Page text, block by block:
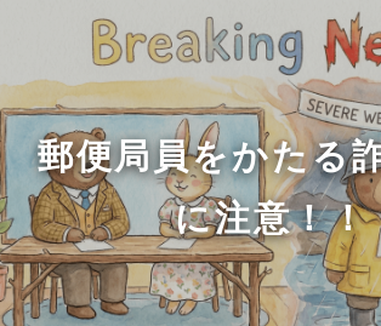
郵便局員をかたる
に注意！！